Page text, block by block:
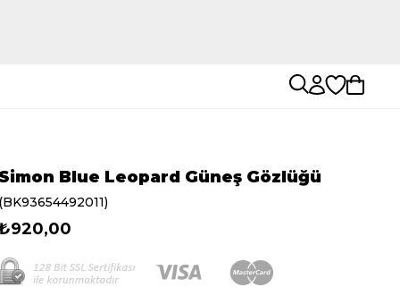
Simon Blue Leopard Güneş Gözlüğü
(BK93654492011)